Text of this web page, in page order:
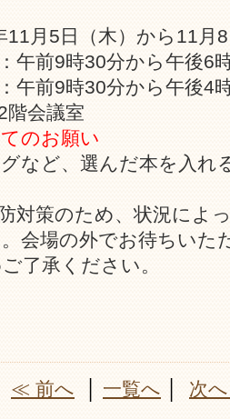
11月5日（木）から11月
時30分から午後6時
時30分から午後4時
階会議室
のお願い
ど、選んだ本を入れ
策のため、状況によ
会場の外でお待ちいた
了承ください。
≪ 前へ 一覧へ 次